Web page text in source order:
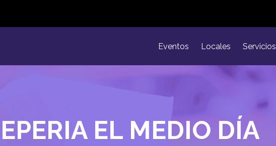
Eventos Locales Servicios
EL MEDIO DÍA